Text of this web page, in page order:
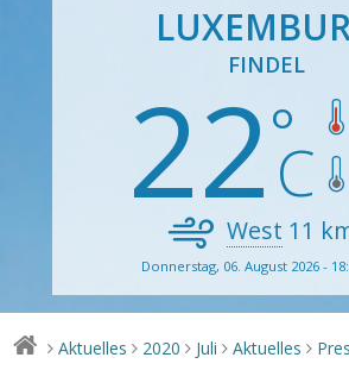
FINDEL
22
West 11
Donnerstag, 06. August 2026 -
> Aktuelles > 2020 > Juli > Aktuelles >